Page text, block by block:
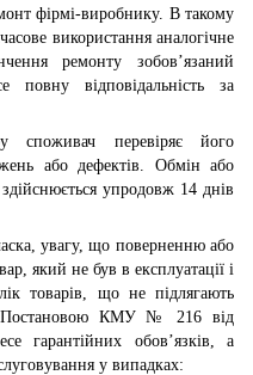
фірмі-виробнику. В такому
використання аналогічне
ремонту зобов’язаний
відповідальність за
перевіряє його
або дефектів. Обмін або
упродовж 14 днів
увагу, що поверненню або
який не був в експлуатації і
товарів, що не підлягають
Постановою КМУ № 216 від
гарантійних обов’язків, а
у випадках: